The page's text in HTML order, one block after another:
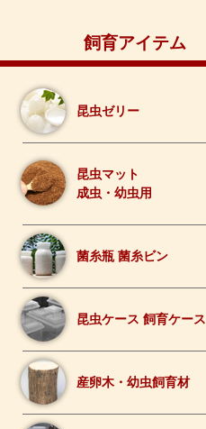
飼育アイテム
昆虫ゼリー
昆虫マット
成虫・幼虫用
菌糸瓶 菌糸ビン
昆虫ケース 飼育ケース
産卵木・幼虫飼育材